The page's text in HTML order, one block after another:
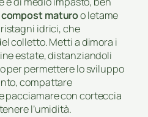
compost maturoo letame
idrici, che
colletto. Metti a dimora i
estate, distanziandoli
per permettere lo sviluppo
compattare
pacciamare con corteccia
l’umidità.